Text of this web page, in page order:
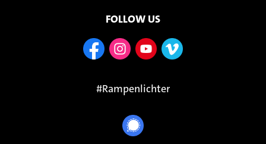
FOLLOW US
#Rampenlichter